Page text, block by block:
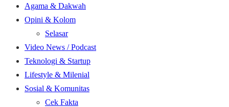
Agama & Dakwah
Opini & Kolom
Selasar
Video News / Podcast
Teknologi & Startup
Lifestyle & Milenial
Sosial & Komunitas
Cek Fakta